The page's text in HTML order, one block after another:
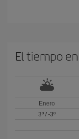
El tiempo
Enero
3º/ -3º